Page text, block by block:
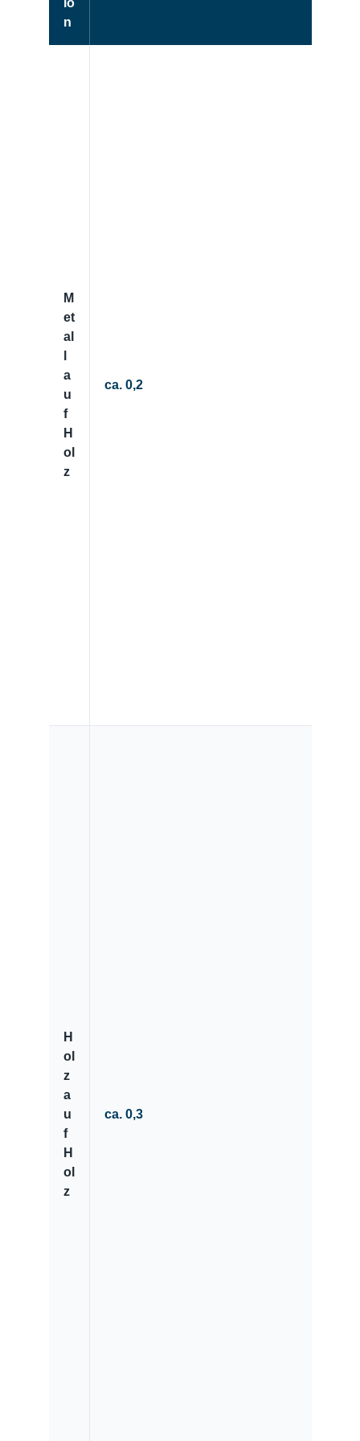
io
n
M
et
al
a
u
f
H
ol
z
ca. 0,2
H
ol
z
a
u
f
H
ol
z
ca. 0,3